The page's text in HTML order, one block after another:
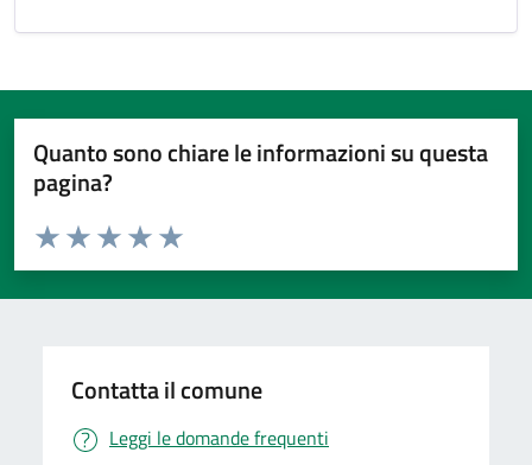
Quanto sono chiare le informazioni su questa
pagina?
Valuta da 1 a 5 stelle la pagina
Valuta 5 stelle su 5
Valuta 4 stelle su 5
Valuta 3 stelle su 5
Valuta 2 stelle su 5
Valuta 1 stelle su 5
Contatta il comune
Leggi le domande frequenti